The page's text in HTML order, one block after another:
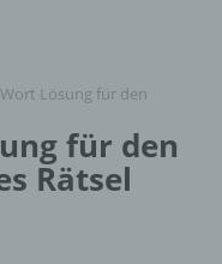
Lösung für den
für den
Rätsel